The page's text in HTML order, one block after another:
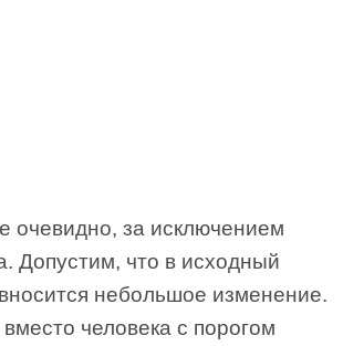
очевидно, за исключением
Допустим, что в исходный
небольшое изменение.
человека с порогом